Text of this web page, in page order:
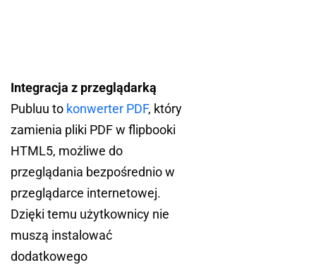
Integracja z przeglądarką
Publuu to konwerter PDF, który
zamienia pliki PDF w flipbooki
HTML5, możliwe do
przeglądania bezpośrednio w
przeglądarce internetowej.
Dzięki temu użytkownicy nie
muszą instalować
dodatkowego